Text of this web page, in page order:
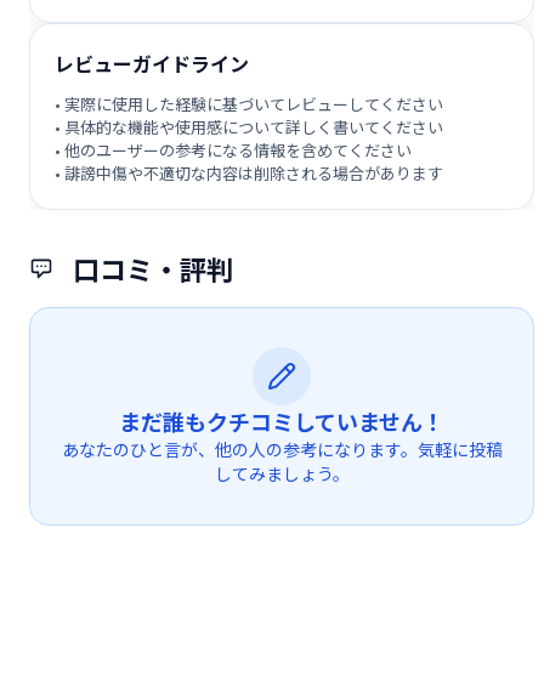
口コミ・評判
まだ誰もクチコミしていません！
あなたのひと言が、他の人の参考になります。気軽に投稿
してみましょう。
レビューガイドライン
• 実際に使用した経験に基づいてレビューしてください
• 具体的な機能や使用感について詳しく書いてください
• 他のユーザーの参考になる情報を含めてください
• 誹謗中傷や不適切な内容は削除される場合があります